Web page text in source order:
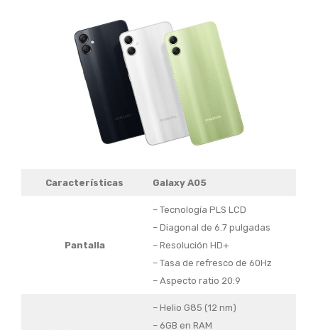
Características Galaxy A05
Pantalla
– Tecnología PLS LCD
– Diagonal de 6.7 pulgadas
– Resolución HD+
– Tasa de refresco de 60Hz
– Aspecto ratio 20:9
– Helio G85 (12 nm)
– 6GB en RAM